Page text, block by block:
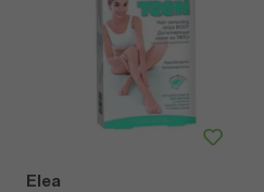
Elea